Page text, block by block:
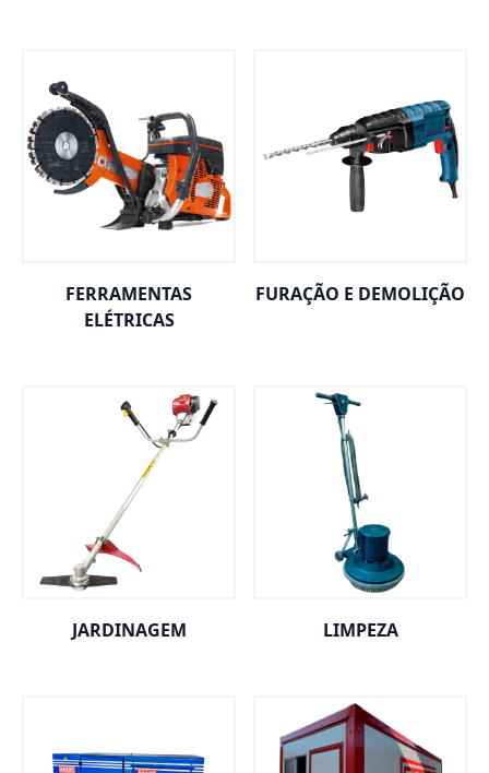
FERRAMENTAS
ELÉTRICAS
FURAÇÃO E DEMOLIÇÃO
JARDINAGEM LIMPEZA